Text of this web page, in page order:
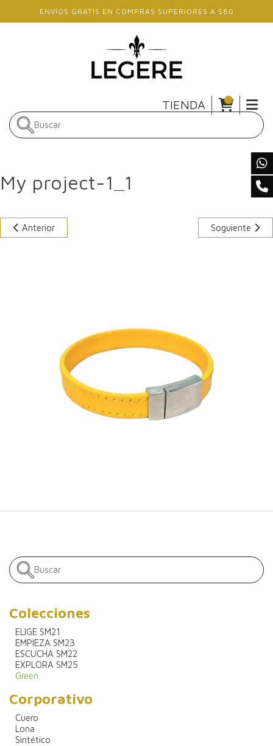
Skip to main content
ENVÍOS GRATIS EN COMPRAS SUPERIORES A $80
TIENDA
My project-1_1
Anterior Soguiente
Colecciones
ELIGE SM21
EMPIEZA SM23
ESCUCHA SM22
EXPLORA SM25
Green
Corporativo
Cuero
Lona
Sintético